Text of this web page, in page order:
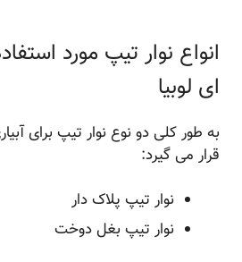
انواع نوار تیپ مورد
ای لوبیا
به طور کلی دو نوع نوار تیپ برای
قرار می گیرد:
نوار تیپ پلاک دار
نوار تیپ بغل دوخت